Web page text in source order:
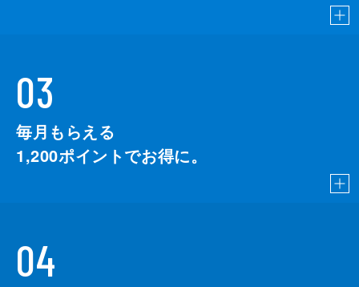
03
毎月もらえる
1,200ポイントでお得に。
04